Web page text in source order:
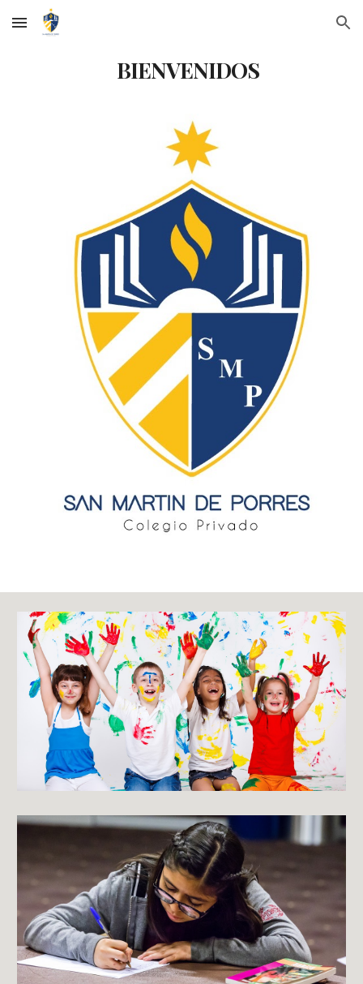
Skip to main content Skip to navigation
BIENVENIDOS